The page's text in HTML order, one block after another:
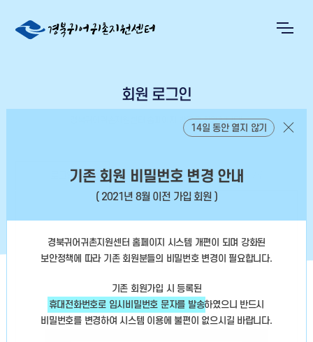
회원 로그인
경북귀어귀촌지원센터 홈페이지 방문을 환영합니다!
기존 회원 비밀번호 변경 안내
( 2021년 8월 이전 가입 회원 )
경북귀어귀촌지원센터 홈페이지 시스템 개편이 되며 강화된
보안정책에 따라 기존 회원분들의 비밀번호 변경이 필요합니다.
기존 회원가입 시 등록된
휴대전화번호로 임시비밀번호 문자를 발송하였으니 반드시
비밀번호를 변경하여 시스템 이용에 불편이 없으시길 바랍니다.
14일 동안 열지 않기
로그인 회원정보찾기 회원가입
아이디 저장